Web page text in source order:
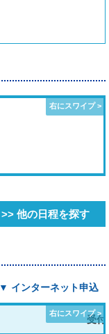
>> 他の日程を探す
▼ インターネット申込
受付